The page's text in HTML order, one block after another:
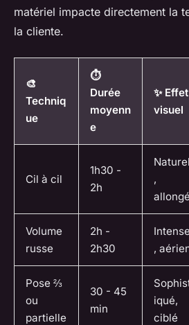
matériel impacte directement la
la cliente.
🎨
Techniq
ue
⏱️
Durée
moyenn
e
✨ Effet
visuel
Cil à cil
1h30 -
2h
Naturel
,
allongé
Volume
russe
2h -
2h30
Intense
,
Pose ⅔
ou
partielle
30 - 45
min
iqué,
ciblé